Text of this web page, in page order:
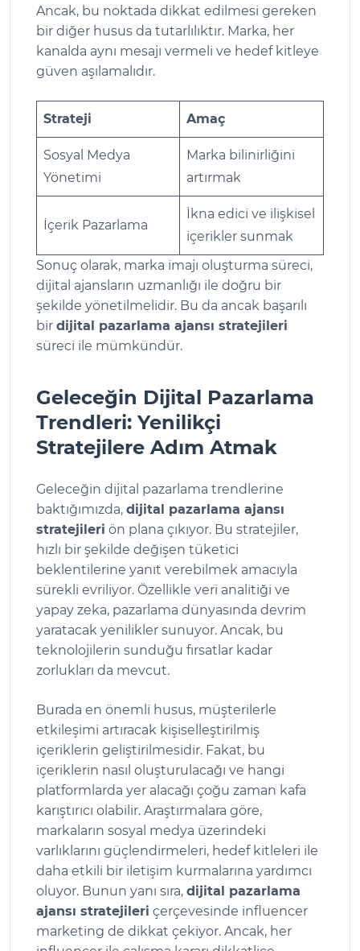
Ancak, bu noktada dikkat edilmesi gereken
bir diğer husus da tutarlılıktır. Marka, her
kanalda aynı mesajı vermeli ve hedef kitleye
güven aşılamalıdır.
Strateji Amaç
Sosyal Medya
Yönetimi
Marka bilinirliğini
artırmak
İçerik Pazarlama
İkna edici ve ilişkisel
içerikler sunmak
Sonuç olarak, marka imajı oluşturma süreci,
dijital ajansların uzmanlığı ile doğru bir
şekilde yönetilmelidir. Bu da ancak başarılı
bir dijital pazarlama ajansı stratejileri
süreci ile mümkündür.
Geleceğin Dijital Pazarlama
Trendleri: Yenilikçi
Stratejilere Adım Atmak
Geleceğin dijital pazarlama trendlerine
baktığımızda, dijital pazarlama ajansı
stratejileri ön plana çıkıyor. Bu stratejiler,
hızlı bir şekilde değişen tüketici
beklentilerine yanıt verebilmek amacıyla
sürekli evriliyor. Özellikle veri analitiği ve
yapay zeka, pazarlama dünyasında devrim
yaratacak yenilikler sunuyor. Ancak, bu
teknolojilerin sunduğu fırsatlar kadar
zorlukları da mevcut.
Burada en önemli husus, müşterilerle
etkileşimi artıracak kişiselleştirilmiş
içeriklerin geliştirilmesidir. Fakat, bu
içeriklerin nasıl oluşturulacağı ve hangi
platformlarda yer alacağı çoğu zaman kafa
karıştırıcı olabilir. Araştırmalara göre,
markaların sosyal medya üzerindeki
varlıklarını güçlendirmeleri, hedef kitleleri ile
daha etkili bir iletişim kurmalarına yardımcı
oluyor. Bunun yanı sıra, dijital pazarlama
ajansı stratejileri çerçevesinde influencer
marketing de dikkat çekiyor. Ancak, her